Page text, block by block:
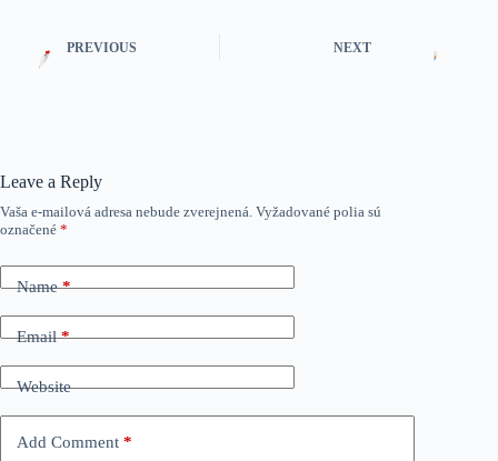
PREVIOUS NEXT
Leave a Reply
Vaša e-mailová adresa nebude zverejnená. Vyžadované polia sú
označené *
Name*
Email*
Website
Add Comment *